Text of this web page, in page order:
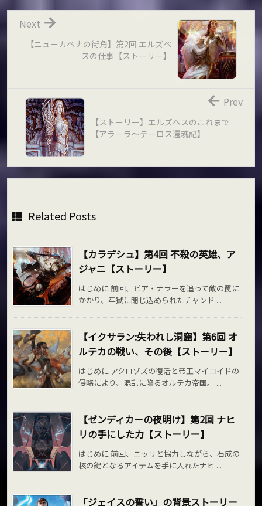
【ニューカペナの街角】第2回 エルズペ
スの仕事【ストーリー】
Next
【ストーリー】エルズペスのこれまで
【アラーラ～テーロス還魂記】
Prev
Related Posts
【カラデシュ】第4回 不殺の英雄、ア
ジャニ【ストーリー】
はじめに 前回、ピア・ナラーを追って敵の罠に
かかり、牢獄に閉じ込められたチャンド ...
【イクサラン:失われし洞窟】第6回 オ
ルテカの戦い、その後【ストーリー】
はじめに アクロゾズの復活と帝王マイコイドの
侵略により、混乱に陥るオルテカ帝国。 ...
【ゼンディカーの夜明け】第2回 ナヒ
リの手にした力【ストーリー】
はじめに 前回、ニッサと協力しながら、石成の
核の鍵となるアイテムを手に入れたナヒ ...
「ジェイスの誓い」の背景ストーリー